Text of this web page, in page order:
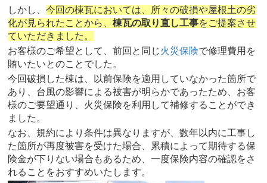
しかし、今回の棟瓦においては、所々の破損や屋根土の劣
化が見られたことから、棟瓦の取り直し工事をご提案させ
ていただきました。
お客様のご希望として、前回と同じ火災保険で修理費用を
賄いたいとのことでした。
今回破損した棟は、以前保険を適用していなかった箇所で
あり、台風の影響による被害が明らかであったため、お客
様のご要望通り、火災保険を利用して補修することができ
ました。
なお、規約により条件は異なりますが、数年以内に工事し
た箇所が再度被害を受けた場合、累積によって期待する保
険金が下りない場合もあるため、一度保険内容の確認をさ
れることをおすすめいたします。